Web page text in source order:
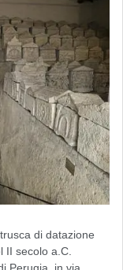
di datazione
II secolo a.C.